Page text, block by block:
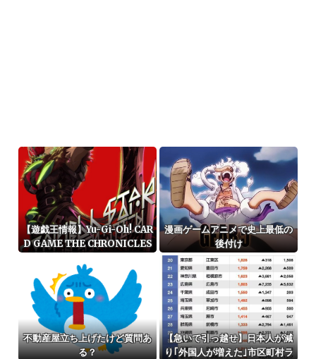
【遊戯王情報】Yu-Gi-Oh! CAR
D GAME THE CHRONICLES
ラクターから「黒魔女ディアベ
ルスター」役の瀬戸麻沙美 さん
による キャストコメント公開！
漫画ゲームアニメで史上最低の
後付け
不動産屋立ち上げたけど質問あ
る？
【急いで引っ越せ】日本人が減
り｢外国人が増えた｣市区町村ラ